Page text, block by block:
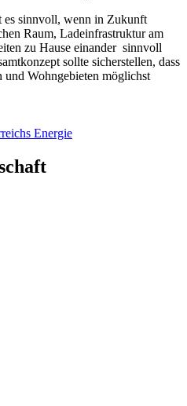
es sinnvoll, wenn in Zukunft
Raum, Ladeinfrastruktur am
zu Hause einander sinnvoll
sollte sicherstellen, dass
und Wohngebieten möglichst